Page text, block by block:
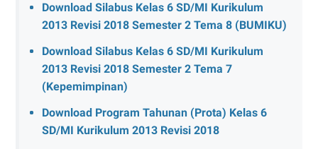
Download Silabus Kelas 6 SD/MI Kurikulum
2013 Revisi 2018 Semester 2 Tema 8 (BUMIKU)
Download Silabus Kelas 6 SD/MI Kurikulum
2013 Revisi 2018 Semester 2 Tema 7
(Kepemimpinan)
Download Program Tahunan (Prota) Kelas 6
SD/MI Kurikulum 2013 Revisi 2018